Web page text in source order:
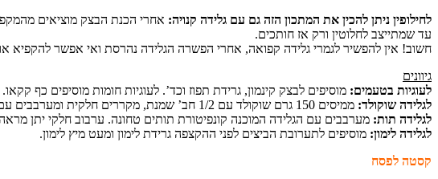
לחילופין ניתן להכין את המתכון הזה גם עם גלידה קנויה: אחרי הכנת הבצק מוציאים
עד שמתייצב לחלוטין ורק אז חותכים.
חשוב! אין להפשיר לגמרי גלידה קפואה, אחרי הפשרה הגלידה נהרסת ואי אפשר להקפיא
גיוונים
לעוגיות בטעמים: מוסיפים לבצק קינמון, גרידת תפוז וכד’. לעוגיות חומות מוסיפים כף קקאו.
לגלידה שוקולד: ממיסים 150 גרם שוקולד עם 1/2 חב’ שמנת, מקררים חלקית ומערבבים עם הגלידה המוכנה בשלב ההקצפה האחרונה.
לגלידה תות: מערבבים עם הגלידה המוכנה קונפיטורת תותים טחונה. ערבוב חלקי יתן
לגלידה לימון: מוסיפים לתערובת הביצים לפני ההקצפה גרידת לימון ומעט מיץ לימון.
קסטה לפסח